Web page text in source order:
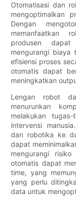
Otomatisasi dan
mengoptimalkan
Dengan
memanfaatkan
produsen dapat
mengurangi biaya
efisiensi proses
otomatis dapat
meningkatkan
Lengan robot
menurunkan
melakukan
intervensi
dan robotika ke
dapat
mengurangi
otomatis dapat
time, yang
yang perlu
data untuk